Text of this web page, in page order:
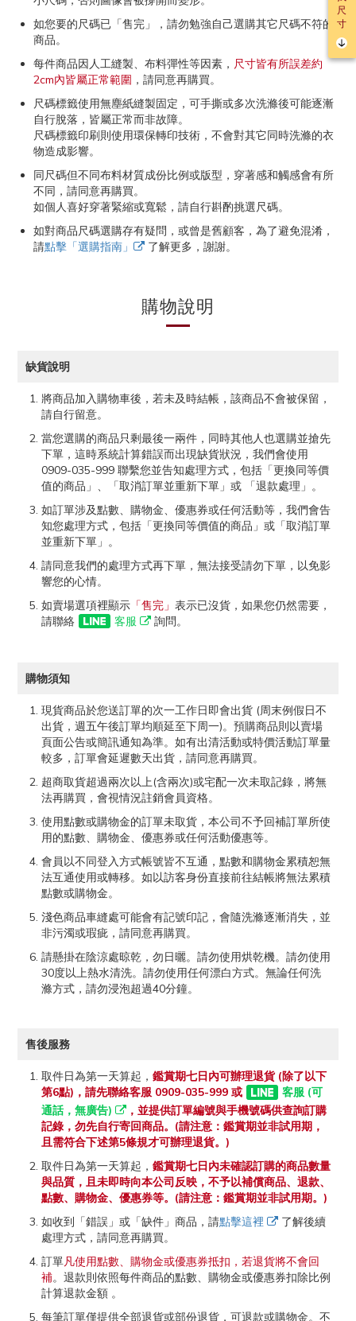
如您要的尺碼已「售完」，請勿勉強自己選購其它尺碼不符的
商品。
每件商品因人工縫製、布料彈性等因素， 尺寸皆有所誤差約
2cm內皆屬正常範圍 ，請同意再購買。
尺碼標籤使用無塵紙縫製固定，可手撕或多次洗滌後可能逐漸
自行脫落，皆屬正常而非故障。
尺碼標籤印刷則使用環保轉印技術，不會對其它同時洗滌的衣
物造成影響。
同尺碼但不同布料材質成份比例或版型，穿著感和觸感會有所
不同，請同意再購買。
如個人喜好穿著緊縮或寬鬆，請自行斟酌挑選尺碼。
如對商品尺碼選購存有疑問，或曾是舊顧客，為了避免混淆，
請點擊「選購指南」 了解更多，謝謝。
購物說明
缺貨說明
將商品加入購物車後，若未及時結帳，該商品不會被保留，
請自行留意。
當您選購的商品只剩最後一兩件，同時其他人也選購並搶先
下單，這時系統計算錯誤而出現缺貨狀況，我們會使用
0909-035-999 聯繫您並告知處理方式，包括「更換同等價
值的商品」、「取消訂單並重新下單」或 「退款處理」。
如訂單涉及點數、購物金、優惠券或任何活動等，我們會告
知您處理方式，包括「更換同等價值的商品」或「取消訂單
並重新下單」。
請同意我們的處理方式再下單，無法接受請勿下單，以免影
響您的心情。
如賣場選項裡顯示 「售完」 表示已沒貨，如果您仍然需要，
請聯絡
客服 詢問。
購物須知
現貨商品於您送訂單的次一工作日即會出貨 (周末例假日不
出貨，週五午後訂單均順延至下周一)。預購商品則以賣場
頁面公告或簡訊通知為準。如有出清活動或特價活動訂單量
較多，訂單會延遲數天出貨，請同意再購買。
超商取貨超過兩次以上(含兩次)或宅配一次未取記錄，將無
法再購買，會視情況註銷會員資格。
使用點數或購物金的訂單未取貨，本公司不予回補訂單所使
用的點數、購物金、優惠券或任何活動優惠等。
會員以不同登入方式帳號皆不互通，點數和購物金累積恕無
法互通使用或轉移。如以訪客身份直接前往結帳將無法累積
點數或購物金。
淺色商品車縫處可能會有記號印記，會隨洗滌逐漸消失，並
非污濁或瑕疵，請同意再購買。
請懸掛在陰涼處晾乾，勿日曬。請勿使用烘乾機。請勿使用
30度以上熱水清洗。請勿使用任何漂白方式。無論任何洗
滌方式，請勿浸泡超過40分鐘。
售後服務
取件日為第一天算起， 鑑賞期七日內可辦理退貨 (除了以下
第6點)，請先聯絡客服 0909-035-999 或
客服 (可
通話，無廣告)
，並提供訂單編號與手機號碼供查詢訂購
記錄，勿先自行寄回商品。(請注意：鑑賞期並非試用期，
且需符合下述第5條規才可辦理退貨。)
取件日為第一天算起， 鑑賞期七日內未確認訂購的商品數量
與品質，且未即時向本公司反映，不予以補償商品、退款、
點數、購物金、優惠券等。(請注意：鑑賞期並非試用期。)
如收到「錯誤」或「缺件」商品，請點擊這裡
了解後續
處理方式，請同意再購買。
訂單凡使用點數、購物金或優惠券抵扣，若退貨將不會回
補。退款則依照每件商品的點數、購物金或優惠券扣除比例
計算退款金額 。
每筆訂單僅提供全部退貨或部份退貨，可退款或購物金。不
尺
寸